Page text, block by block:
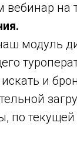
на
модуль
и
по